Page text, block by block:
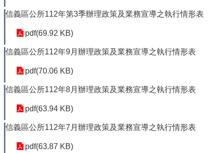
信義區公所112年第3季辦理政策及業務宣導之執行情形表
pdf(69.92 KB)
信義區公所112年9月辦理政策及業務宣導之執行情形表
pdf(70.06 KB)
信義區公所112年8月辦理政策及業務宣導之執行情形表
pdf(63.94 KB)
信義區公所112年7月辦理政策及業務宣導之執行情形表
pdf(63.87 KB)